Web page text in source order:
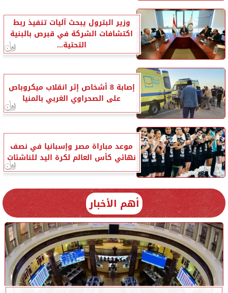
وزير البترول يبحث آليات تنفيذ ربط
اكتشافات الشركة في قبرص بالبنية
التحتية...
إصابة 8 أشخاص إثر انقلاب ميكروباص
على الصحراوي الغربي بالمنيا
موعد مباراة مصر وإسبانيا في نصف
نهائي كأس العالم لكرة اليد للناشئات
أهم الأخبار